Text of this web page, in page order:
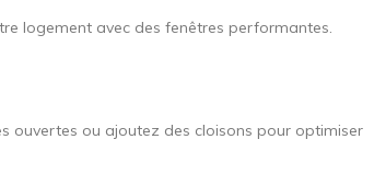
logement avec des fenêtres performantes.
ouvertes ou ajoutez des cloisons pour optimiser